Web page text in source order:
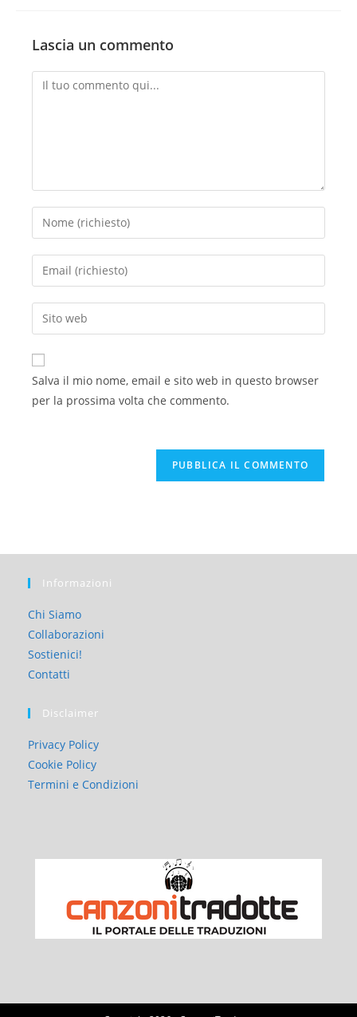
Lascia un commento
Salva il mio nome, email e sito web in questo browser
per la prossima volta che commento.
Informazioni
Chi Siamo
Collaborazioni
Sostienici!
Contatti
Disclaimer
Privacy Policy
Cookie Policy
Termini e Condizioni